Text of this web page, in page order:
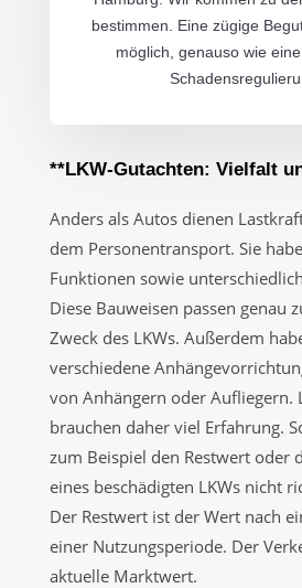
bestimmen. Eine zügige
möglich, genauso wie
**LKW-Gutachten: Vielfalt
Anders als Autos dienen
dem Personentransport. Sie
Funktionen sowie
Diese Bauweisen passen genau
Zweck des LKWs. Außerdem
verschiedene
von Anhängern oder Aufliegern.
brauchen daher viel Erfahrung.
zum Beispiel den Restwert oder
eines beschädigten LKWs nicht
Der Restwert ist der Wert nach
einer Nutzungsperiode. Der
aktuelle Marktwert.